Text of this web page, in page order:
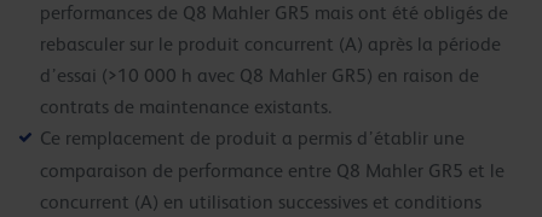
performances de Q8 Mahler GR5 mais ont été obligés de
rebasculer sur le produit concurrent (A) après la période
d’essai (>10 000 h avec Q8 Mahler GR5) en raison de
contrats de maintenance existants.
Ce remplacement de produit a permis d’établir une
comparaison de performance entre Q8 Mahler GR5 et le
concurrent (A) en utilisation successives et conditions